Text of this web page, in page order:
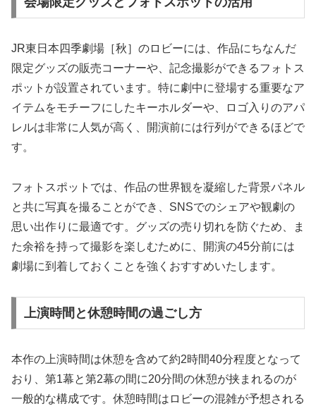
JR東日本四季劇場［秋］のロビーには、作品にちなんだ
限定グッズの販売コーナーや、記念撮影ができるフォトス
ポットが設置されています。特に劇中に登場する重要なア
イテムをモチーフにしたキーホルダーや、ロゴ入りのアパ
レルは非常に人気が高く、開演前には行列ができるほどで
す。
フォトスポットでは、作品の世界観を凝縮した背景パネル
と共に写真を撮ることができ、SNSでのシェアや観劇の
思い出作りに最適です。グッズの売り切れを防ぐため、ま
た余裕を持って撮影を楽しむために、開演の45分前には
劇場に到着しておくことを強くおすすめいたします。
上演時間と休憩時間の過ごし方
本作の上演時間は休憩を含めて約2時間40分程度となって
おり、第1幕と第2幕の間に20分間の休憩が挟まれるのが
一般的な構成です。休憩時間はロビーの混雑が予想される